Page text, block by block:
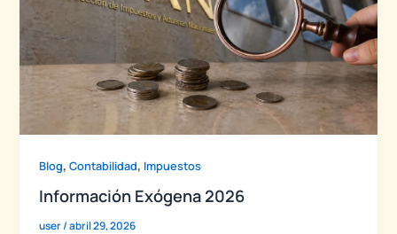
Blog,Contabilidad, Impuestos
Información Exógena 2026
user/abril 29, 2026